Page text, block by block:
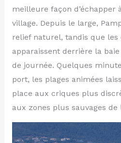
meilleure façon d’échapper
village. Depuis le large,
relief naturel, tandis que les
apparaissent derrière la
de journée. Quelques
port, les plages animées
place aux criques plus
aux zones plus sauvages de